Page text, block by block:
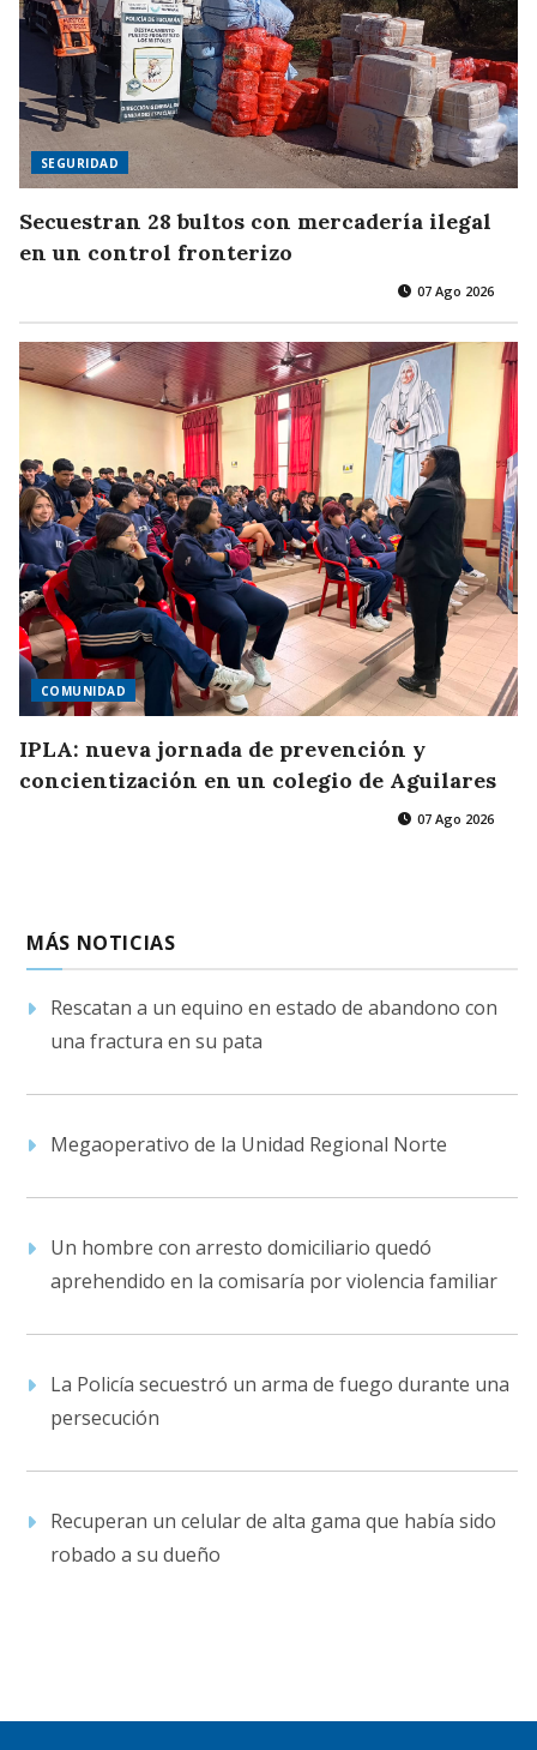
SEGURIDAD
Secuestran 28 bultos con mercadería ilegal
en un control fronterizo
07 Ago 2026
COMUNIDAD
IPLA: nueva jornada de prevención y
concientización en un colegio de Aguilares
07 Ago 2026
MÁS NOTICIAS
Rescatan a un equino en estado de abandono con
una fractura en su pata
Megaoperativo de la Unidad Regional Norte
Un hombre con arresto domiciliario quedó
aprehendido en la comisaría por violencia familiar
La Policía secuestró un arma de fuego durante una
persecución
Recuperan un celular de alta gama que había sido
robado a su dueño